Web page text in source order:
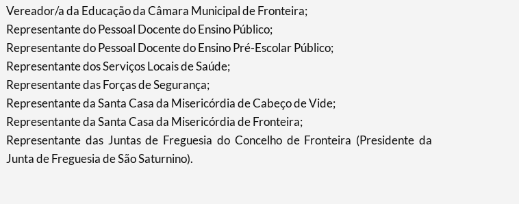
Vereador/a da Educação da Câmara Municipal de Fronteira;
Representante do Pessoal Docente do Ensino Público;
Representante do Pessoal Docente do Ensino Pré-Escolar Público;
Representante dos Serviços Locais de Saúde;
Representante das Forças de Segurança;
Representante da Santa Casa da Misericórdia de Cabeço de Vide;
Representante da Santa Casa da Misericórdia de Fronteira;
Representante das Juntas de Freguesia do Concelho de Fronteira (Presidente da
Junta de Freguesia de São Saturnino).